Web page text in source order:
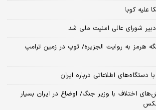
علیه کوبا
شورای عالی امنیت ملی شد
هرمز به روایت الجزیره/ توپ در زمین ترامپ
دستگاه‌های اطلاعاتی درباره ایران
اختلاف با وزیر جنگ/ اوضاع در ایران بسیار